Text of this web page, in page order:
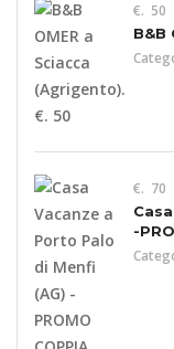
€. 50
B&B
€. 70
-